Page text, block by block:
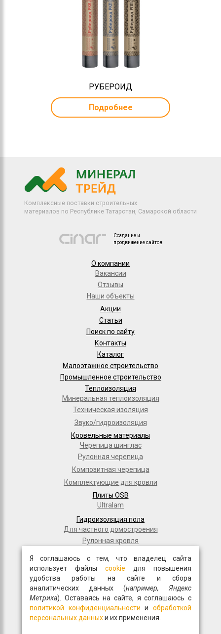
РУБЕРОИД
Подробнее
Комплексные поставки строительных
материалов по Республике Татарстан, Самарской области
Создание и
продвижение сайтов
О компании
Вакансии
Отзывы
Наши объекты
Акции
Статьи
Поиск по сайту
Контакты
Каталог
Малоэтажное строительство
Промышленное строительство
Теплоизоляция
Минеральная теплоизоляция
Техническая изоляция
Звуко/гидроизоляция
Кровельные материалы
Черепица шинглас
Рулонная черепица
Композитная черепица
Комплектующие для кровли
Плиты OSB
Ultralam
Гидроизоляция пола
Для частного домостроения
Рулонная кровля
Дорожное строительство
Полимерные мембраны
Мастики и праймеры
Общестрой
Фасадная плитка
Перемычки
Я соглашаюсь с тем, что владелец сайта
использует файлы cookie для повышения
удобства работы на сайте и сбора
аналитических данных (например, Яндекс
Метрика). Оставаясь на сайте, я соглашаюсь с
политикой конфиденциальности иобработкой
персональных данныхи их применения.